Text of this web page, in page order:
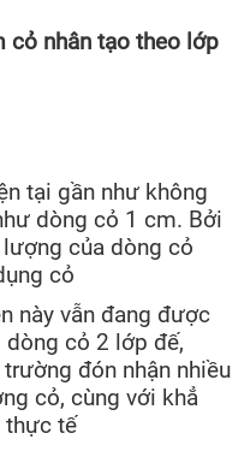
cỏ nhân tạo theo lớp
tại gần như không
dòng cỏ 1 cm. Bởi
của dòng cỏ
cỏ
này vẫn đang được
cỏ 2 lớp đế,
đón nhận nhiều
cỏ, cùng với khẳ
thực tế